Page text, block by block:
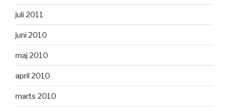
juli 2011
juni 2010
maj 2010
april 2010
marts 2010